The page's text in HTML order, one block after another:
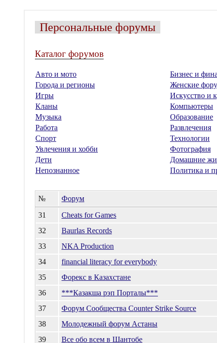
Персональные форумы
Каталог форумов
Авто и мото
Бизнес и
Города и регионы
Женские
Игры
Искусство и
Кланы
Компьютеры
Музыка
Образование
Работа
Развлечения
Спорт
Технологии
Увлечения и хобби
Фотография
Дети
Домашние
Непознанное
Политика и
№
Форум
31
Cheats for Games
32
Baurlas Records
33
NKA Production
34
financial literacy for everybody
35
Форекс в Казахстане
36
***Казакша рэп Порталы***
37
Форум Сообщества Counter Strike Source
38
Молодежный форум Астаны
39
Все обо всем в Шантобе